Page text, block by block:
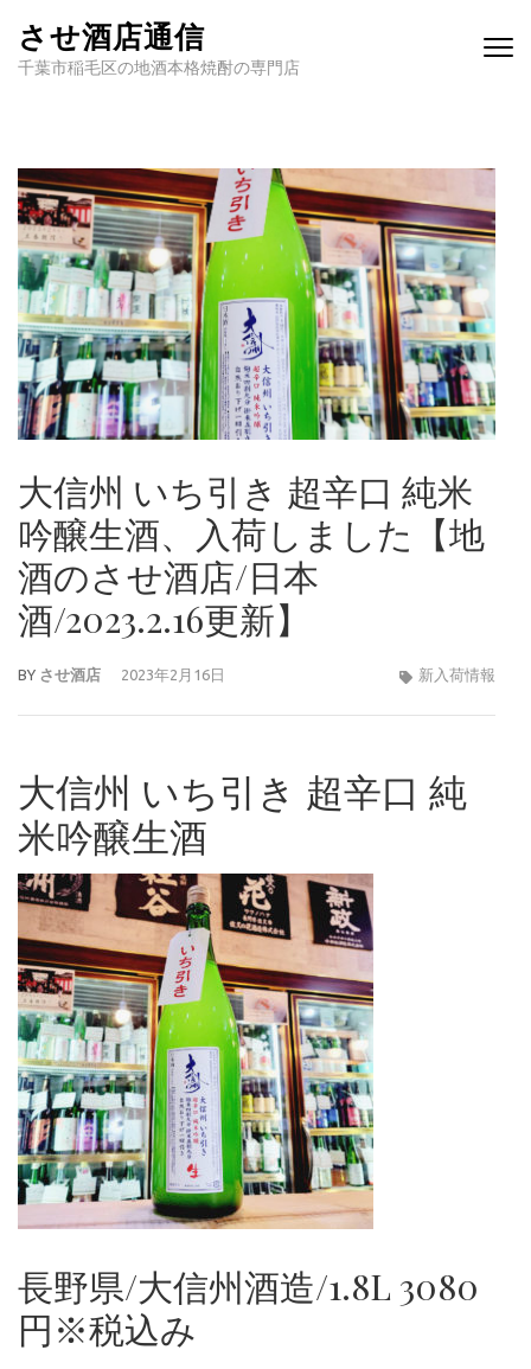
させ酒店通信
千葉市稲毛区の地酒本格焼酎の専門店
大信州 いち引き 超辛口 純米
吟醸生酒、入荷しました【地
酒のさせ酒店/日本
酒/2023.2.16更新】
BY させ酒店 2023年2月16日 新入荷情報
大信州 いち引き 超辛口 純
米吟醸生酒
長野県/大信州酒造/1.8L 3080
円※税込み